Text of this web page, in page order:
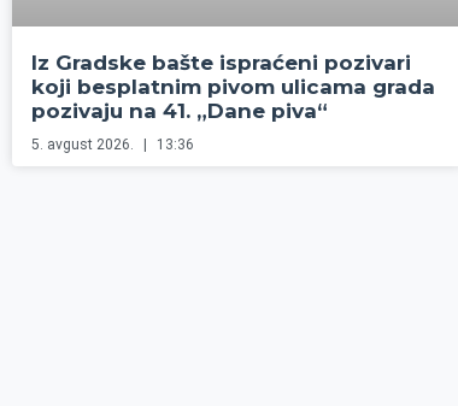
Iz Gradske bašte ispraćeni pozivari
koji besplatnim pivom ulicama grada
pozivaju na 41. „Dane piva“
5. avgust 2026. 13:36